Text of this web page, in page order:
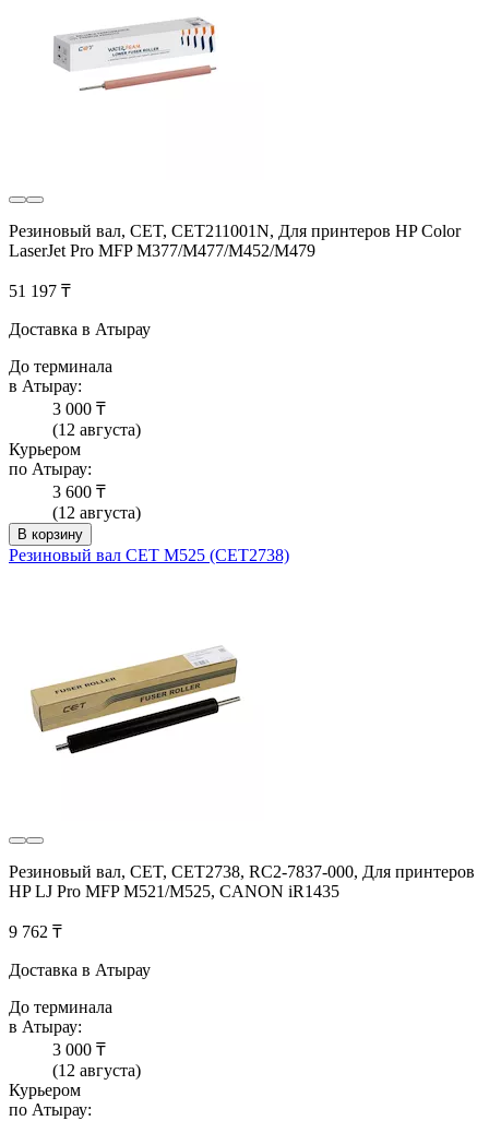
Резиновый вал, CET, CET211001N, Для принтеров HP Color
LaserJet Pro MFP M377/M477/M452/M479
51 197 ₸
Доставка в Атырау
До терминала
в Атырау:
3 000 ₸
(12 августа)
Курьером
по Атырау:
3 600 ₸
(12 августа)
В корзину
Резиновый вал CET M525 (CET2738)
Резиновый вал, CET, CET2738, RC2-7837-000, Для принтеров
HP LJ Pro MFP M521/M525, CANON iR1435
9 762 ₸
Доставка в Атырау
До терминала
в Атырау:
3 000 ₸
(12 августа)
Курьером
по Атырау: